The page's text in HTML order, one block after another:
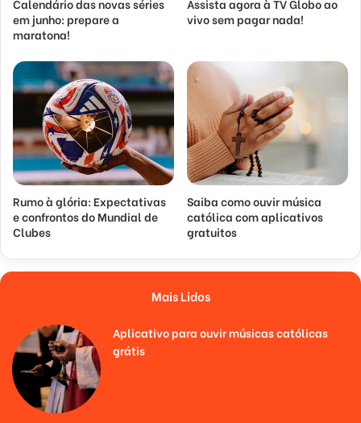
Calendário das novas séries
em junho: prepare a
maratona!
Assista agora à TV Globo ao
vivo sem pagar nada!
Rumo à glória: Expectativas
e confrontos do Mundial de
Clubes
Saiba como ouvir música
católica com aplicativos
gratuitos
Mais Lidos
Aplicativo para ouvir músicas católicas
grátis